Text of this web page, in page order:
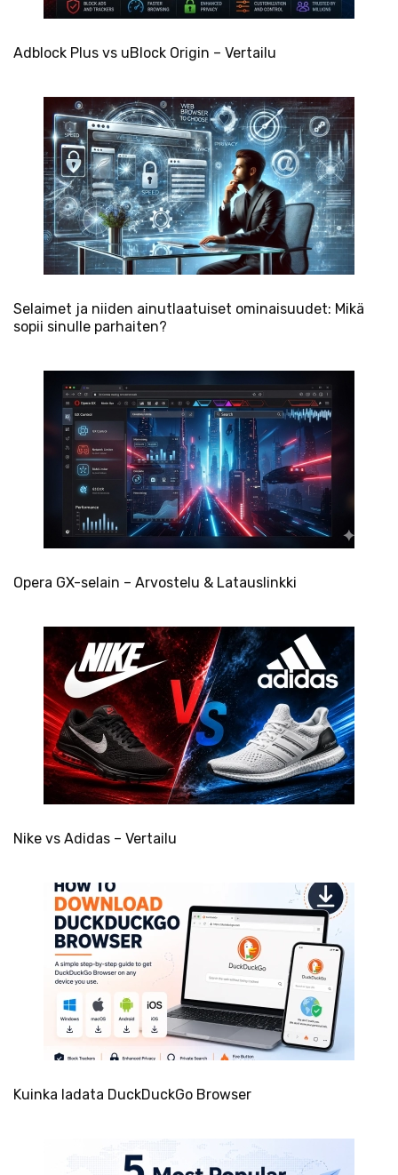
Adblock Plus vs uBlock Origin – Vertailu
Selaimet ja niiden ainutlaatuiset ominaisuudet: Mikä
sopii sinulle parhaiten?
Opera GX-selain – Arvostelu & Latauslinkki
Nike vs Adidas – Vertailu
Kuinka ladata DuckDuckGo Browser